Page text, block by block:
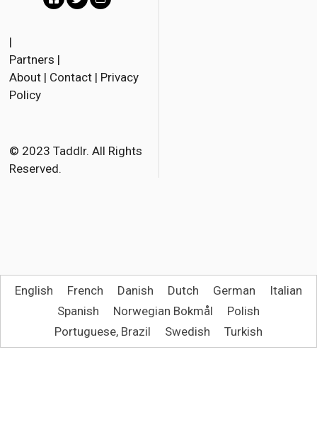
c
e
o
k
t
r
i
|
Partners |
About | Contact | Privacy
Policy
© 2023 Taddlr. All Rights
Reserved.
English French Danish Dutch German
Italian
Spanish
Norwegian Bokmål
Polish
Portuguese, Brazil
Swedish Turkish